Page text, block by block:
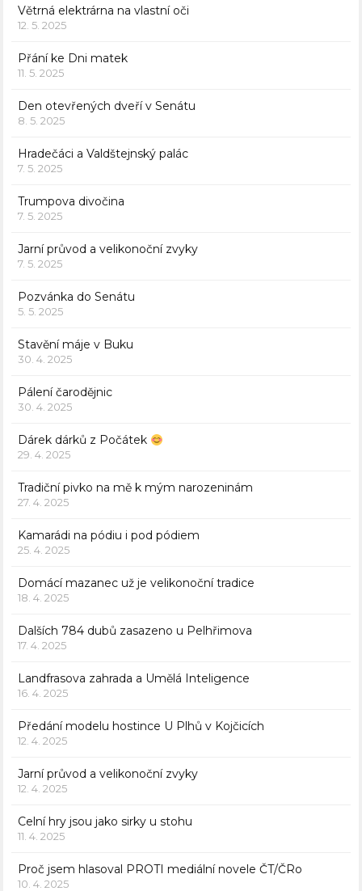
Větrná elektrárna na vlastní oči
12. 5. 2025
Přání ke Dni matek
11. 5. 2025
Den otevřených dveří v Senátu
8. 5. 2025
Hradečáci a Valdštejnský palác
7. 5. 2025
Trumpova divočina
7. 5. 2025
Jarní průvod a velikonoční zvyky
7. 5. 2025
Pozvánka do Senátu
5. 5. 2025
Stavění máje v Buku
30. 4. 2025
Pálení čarodějnic
30. 4. 2025
Dárek dárků z Počátek
29. 4. 2025
Tradiční pivko na mě k mým narozeninám
27. 4. 2025
Kamarádi na pódiu i pod pódiem
25. 4. 2025
Domácí mazanec už je velikonoční tradice
18. 4. 2025
Dalších 784 dubů zasazeno u Pelhřimova
17. 4. 2025
Landfrasova zahrada a Umělá Inteligence
16. 4. 2025
Předání modelu hostince U Plhů v Kojčicích
12. 4. 2025
Jarní průvod a velikonoční zvyky
12. 4. 2025
Celní hry jsou jako sirky u stohu
11. 4. 2025
Proč jsem hlasoval PROTI mediální novele ČT/ČRo
10. 4. 2025